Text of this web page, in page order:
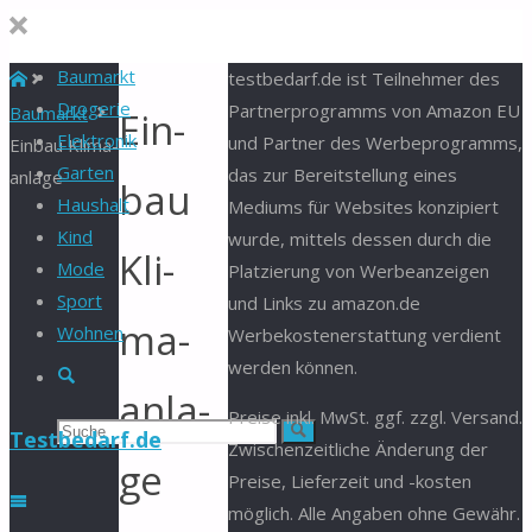
Baumarkt
Drogerie
Elektronik
Garten
Haushalt
Kind
Mode
Sport
Wohnen
Suche
Suchen Suche
Testbedarf.de
Start
Baumarkt
Ein­bau ​Kli­ma­
an­la­ge
Ein­
bau ​
Kli­
ma­
an­la­
ge
testbedarf.de ist Teilnehmer des
Partnerprogramms von Amazon EU
und Partner des Werbeprogramms,
das zur Bereitstellung eines
Mediums für Websites konzipiert
wurde, mittels dessen durch die
Platzierung von Werbeanzeigen
und Links zu amazon.de
Werbekostenerstattung verdient
werden können.
Preise inkl. MwSt. ggf. zzgl. Versand.
Zwischenzeitliche Änderung der
Preise, Lieferzeit und -kosten
möglich. Alle Angaben ohne Gewähr.